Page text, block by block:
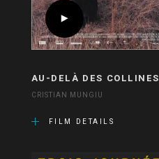
AU-DELÀ DES COLLINES
CRISTIAN MUNGIU
FILM DETAILS